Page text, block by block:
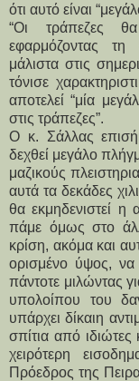
ότι αυτό είναι
“Οι τράπεζες
εφαρμόζοντας τη
μάλιστα στις
τόνισε
αποτελεί “μία
στις τράπεζες”.
Ο κ. Σάλλας
δεχθεί μεγάλο
μαζικούς
αυτά τα δεκάδες
θα εκμηδενιστεί η
πάμε όμως στο
κρίση, ακόμα και
ορισμένο ύψος, να
πάντοτε μιλώντας
υπολοίπου του
υπάρχει δίκαιη
σπίτια από ιδιώτες
χειρότερη
Πρόεδρος της